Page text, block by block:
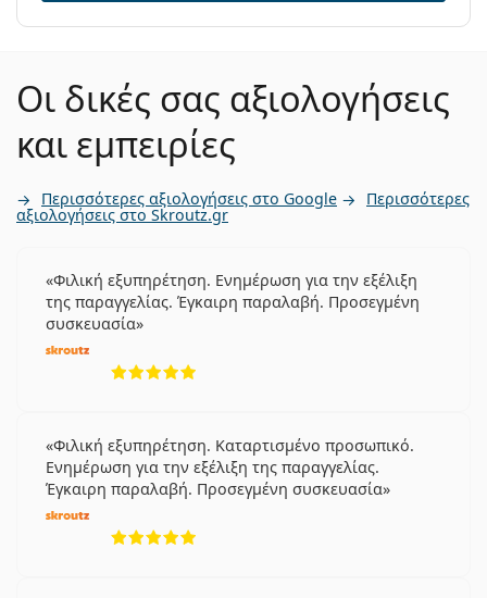
Οι δικές σας αξιολογήσεις
και εμπειρίες
Περισσότερες αξιολογήσεις στο Google Περισσότερες
αξιολογήσεις στο Skroutz.gr
Φιλική εξυπηρέτηση. Ενημέρωση για την εξέλιξη
της παραγγελίας. Έγκαιρη παραλαβή. Προσεγμένη
συσκευασία
Φιλική εξυπηρέτηση. Καταρτισμένο προσωπικό.
Ενημέρωση για την εξέλιξη της παραγγελίας.
Έγκαιρη παραλαβή. Προσεγμένη συσκευασία